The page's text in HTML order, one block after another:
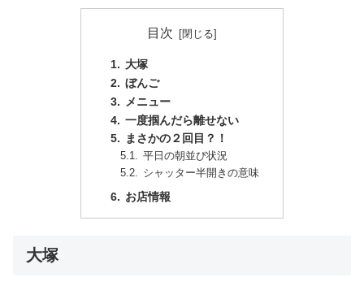
目次
大塚
ぼんご
メニュー
一度掴んだら離せない
まさかの２回目？！
平日の朝並び状況
シャッター半開きの意味
お店情報
大塚